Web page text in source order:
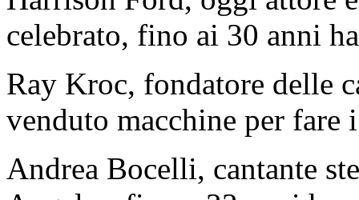
celebrato, fino ai 30 anni
Ray Kroc, fondatore delle
venduto macchine per
Andrea Bocelli, cantante